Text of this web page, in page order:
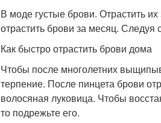
В моде густые брови. Отрастить
отрастить брови за месяц.
Как быстро отрастить брови дома
Чтобы после многолетних
терпение. После пинцета брови
волосяная луковица. Чтобы
то подрежьте его.